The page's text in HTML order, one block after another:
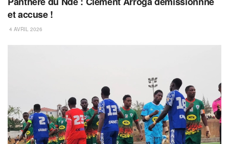
et accuse !
4 AVRIL 2026